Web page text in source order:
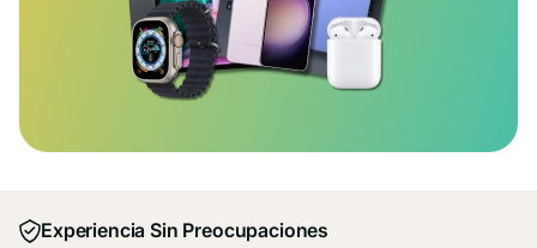
Experiencia Sin Preocupaciones